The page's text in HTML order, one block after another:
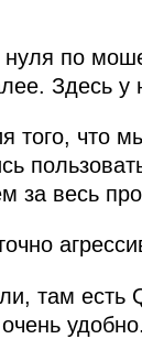
по
Здесь
того, что
за весь
там есть